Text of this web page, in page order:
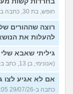
חופש, בת 30, כתבה ב-29/07/26 17:47)
רוצה שההורים
להעלות את
גיליתי שאבא
(אנונימי, בן 13, כתב ב-29/07/26 17:25)
אם לא אגיע לצו
כתבה ב-29/07/26 17:05)